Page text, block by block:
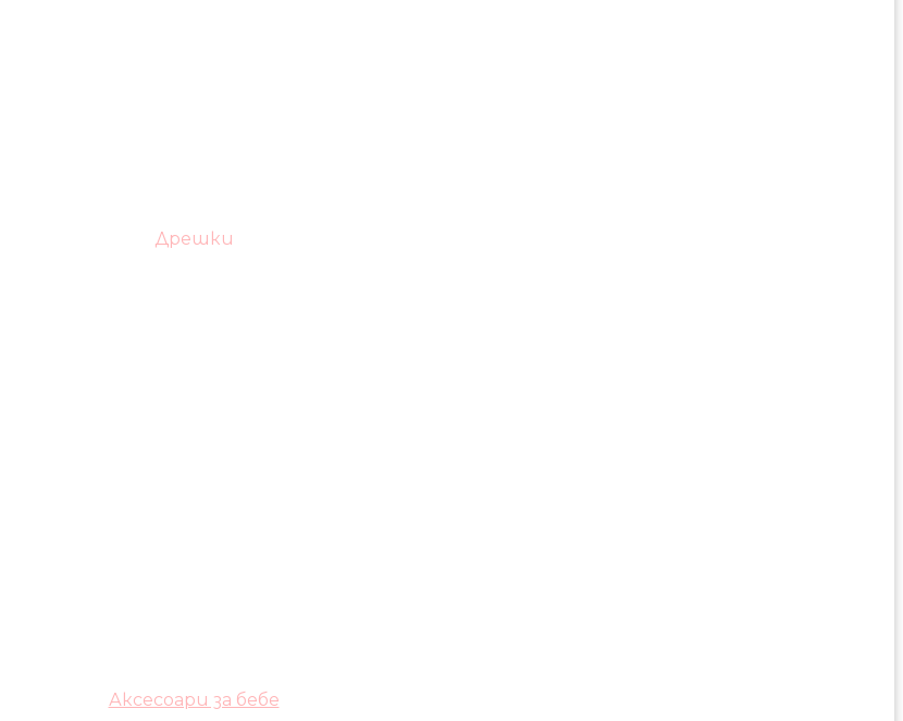
Дрешки
Аксесоари за бебе